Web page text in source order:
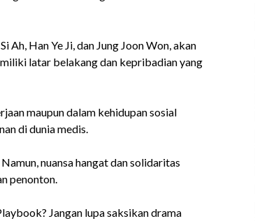
Ah, Han Ye Ji, dan Jung Joon Won, akan
latar belakang dan kepribadian yang
maupun dalam kehidupan sosial
di dunia medis.
nuansa hangat dan solidaritas
penonton.
Jangan lupa saksikan drama